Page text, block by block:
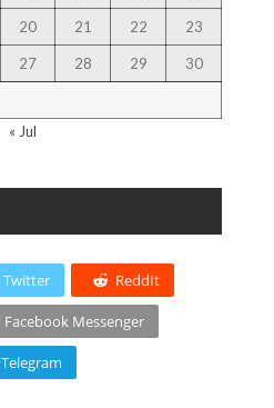
20 21 22 23
27 28 29 30
« Jul
Twitter ReddIt
Facebook Messenger
Telegram